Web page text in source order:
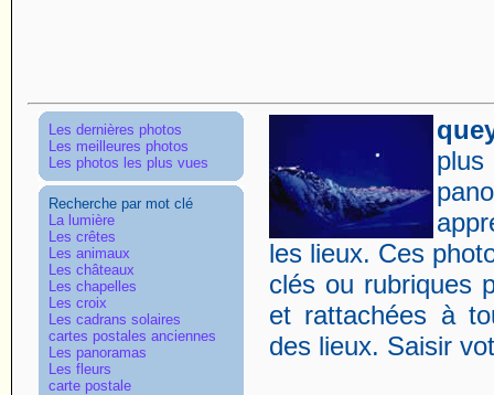
Les dernières photos
Les meilleures photos
Les photos les plus vues
Recherche par mot clé
La lumière
Les crêtes
Les animaux
Les châteaux
Les chapelles
Les croix
Les cadrans solaires
cartes postales anciennes
Les panoramas
Les fleurs
carte postale
q
les lieux. Ces
clés ou rubriques
et rattachées à
des lieux. Saisir